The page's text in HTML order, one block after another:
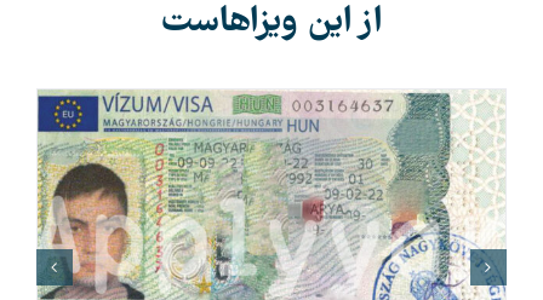
از این ویزاهاست